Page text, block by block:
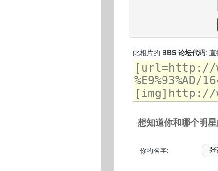
此相片的 BBS 论坛代码: 直
想知道你和哪个明
你的名字: